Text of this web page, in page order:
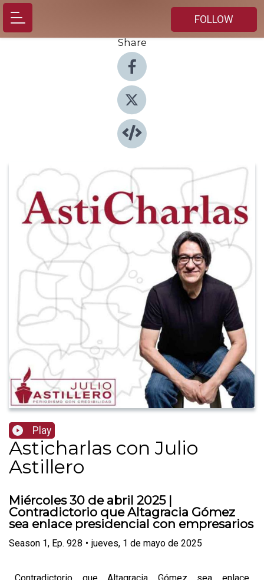
FOLLOW
Share
Play
Asticharlas con Julio
Astillero
Miércoles 30 de abril 2025 |
Contradictorio que Altagracia Gómez
sea enlace presidencial con empresarios
Season 1, Ep. 928 • jueves, 1 de mayo de 2025